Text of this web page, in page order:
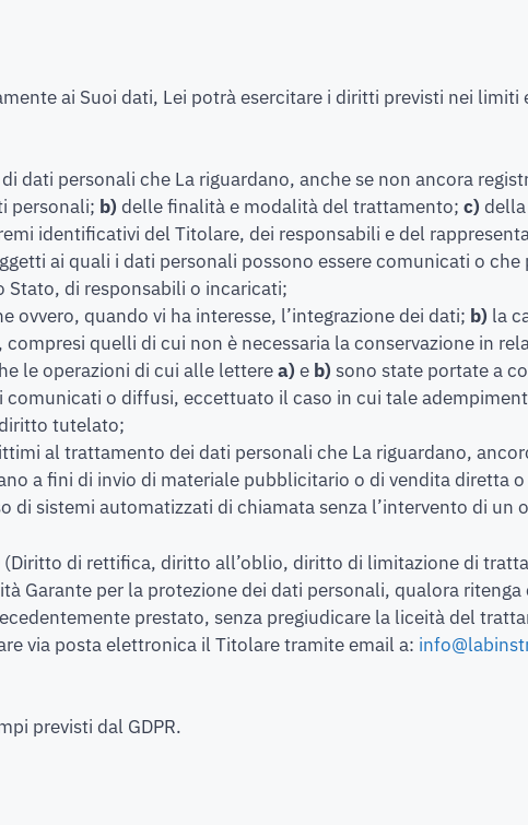
ai Suoi dati, Lei potrà esercitare i diritti previsti nei
dati personali che La riguardano, anche se non ancora
personali; b) delle finalità e modalità del trattamento; c)
identificativi del Titolare, dei responsabili e del
ai quali i dati personali possono essere comunicati o
di responsabili o incaricati;
ovvero, quando vi ha interesse, l’integrazione dei dati; b) la
quelli di cui non è necessaria la conservazione in
le operazioni di cui alle letterea) e b) sono state portate a
o diffusi, eccettuato il caso in cui tale
tutelato;
al trattamento dei dati personali che La riguardano,
a fini di invio di materiale pubblicitario o di vendita diretta
di sistemi automatizzati di chiamata senza l’intervento di un
di rettifica, diritto all’oblio, diritto di limitazione di
Garante per la protezione dei dati personali, qualora
prestato, senza pregiudicare la liceità del
via posta elettronica il Titolare tramite email a:
previsti dal GDPR.